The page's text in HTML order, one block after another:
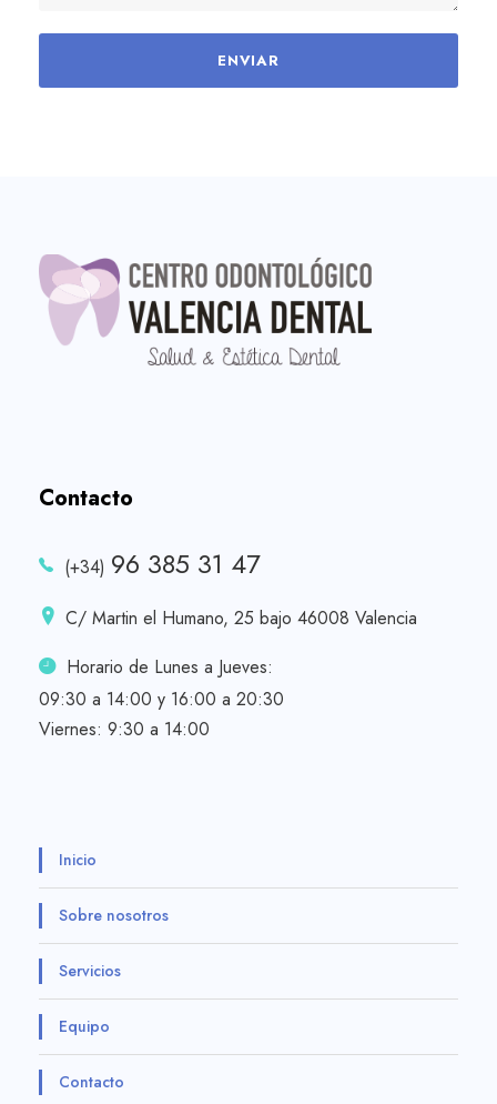
Contacto
(+34) 96 385 31 47
C/ Martin el Humano, 25 bajo 46008 Valencia
Horario de Lunes a Jueves:
09:30 a 14:00 y 16:00 a 20:30
Viernes: 9:30 a 14:00
Inicio
Sobre nosotros
Servicios
Equipo
Contacto